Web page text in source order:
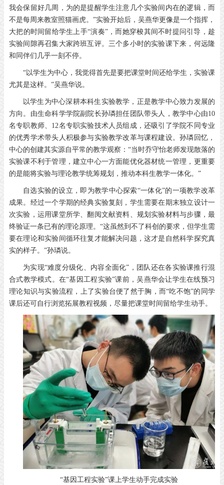
我会保留好几周，为的是提醒学生注意几个实验间内在的逻辑，而
不是每周来教室照猫画虎。”实验开始后，吴燕华更像是一个指挥，
大把的时间留给学生上手“演奏”，而她穿梭其间不时提问引导，趁
实验间隙再召集大家跨班互评。三个多小时的实验课下来，何远隆
和同伴们几乎一刻不停。
“以学生为中心，我觉得首先是要把课堂时间还给学生，实验课
尤其是这样。”吴燕华说。
以学生为中心深耕本科生实验教学，正是教学中心致力发展的
方向。由生命科学学院副院长孙璘担任团队带头人，教学中心由10
名专职教师、12名专职实验技术人员组成，还吸引了学院不同专业
的优秀学术带头人积极参与实验教学改革与课程建设。孙璘回忆，
中心的创建其实源自平常的教学观察：“当时乔守怡老师发现散落的
实验课不利于管理，建立中心一方面能优化器材统一管理，更重要
的是能将实验与理论教学统筹规划，推动本科生教学一体化。”
自选实验的设立，即为教学中心探索“一体化”的一项教学改革
成果。经过一个学期的经典实验复刻，学生需要在期末独立设计一
次实验，运用课堂所学、翻阅文献资料、规划实验材料与步骤，最
终验证一条已有的理论原理。“这虽然到不了科创的要求，但学生需
要在理论和实验间循环往复才能解决问题，这才是自然科学探究真
实的样子。”孙璘说。
为实现“难度分级化、内容全面化”，团队还在各实验课推行混
合式教学模式。在“基因工程实验”课前，吴燕华会让学生在线预习
理论知识与实验流程，上了实验台便了然于胸，而“吃不饱”的同学
课后还可自行浏览拓展教程视频，尽量把课堂时间留给学生动手。
“基因工程实验”课上学生动手完成实验